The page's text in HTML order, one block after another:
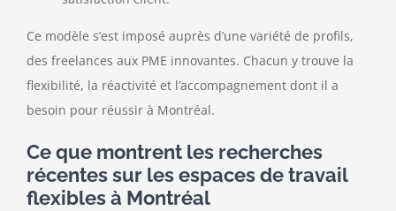
Ce modèle s’est imposé auprès d’une variété de profils,
des freelances aux PME innovantes. Chacun y trouve la
flexibilité, la réactivité et l’accompagnement dont il a
besoin pour réussir à Montréal.
Ce que montrent les recherches
récentes sur les espaces de travail
flexibles à Montréal